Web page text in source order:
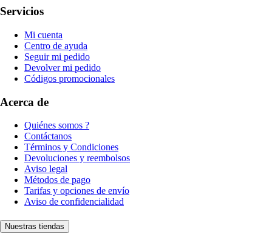
Servicios
Mi cuenta
Centro de ayuda
Seguir mi pedido
Devolver mi pedido
Códigos promocionales
Acerca de
Quiénes somos ?
Contáctanos
Términos y Condiciones
Devoluciones y reembolsos
Aviso legal
Métodos de pago
Tarifas y opciones de envío
Aviso de confidencialidad
Nuestras tiendas